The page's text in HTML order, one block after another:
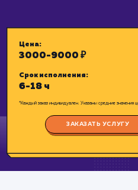
Цена:
Срок исполнения: